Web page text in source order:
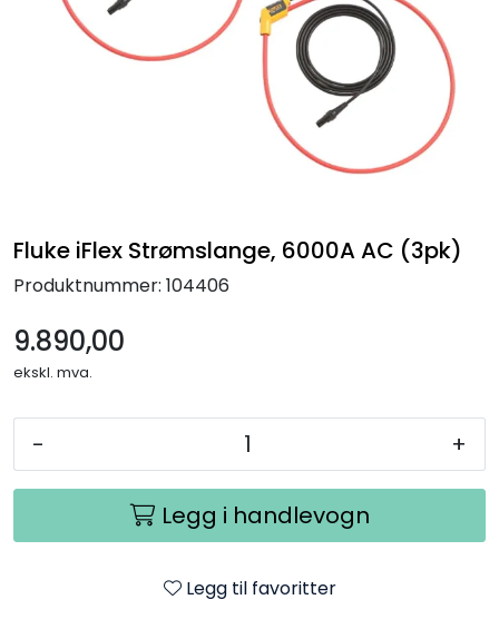
Fluke iFlex Strømslange, 6000A AC (3pk)
Produktnummer: 104406
9.890,00
ekskl. mva.
- +
Legg i handlevogn
Legg til favoritter
Kalibratorer
Maskinvern & Instrumentering
Tilbehør
Kampanjer
Outlet